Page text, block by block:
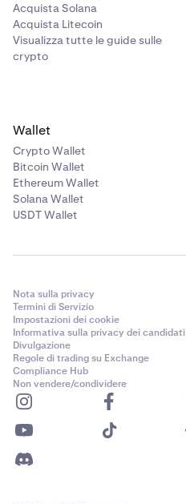
Acquista Solana
Acquista Litecoin
Visualizza tutte le guide sulle
crypto
Wallet
Crypto Wallet
Bitcoin Wallet
Ethereum Wallet
Solana Wallet
USDT Wallet
Nota sulla privacy
Termini di Servizio
Impostazioni dei cookie
Informativa sulla privacy dei candidati
Divulgazione
Regole di trading su Exchange
Compliance Hub
Non vendere/condividere